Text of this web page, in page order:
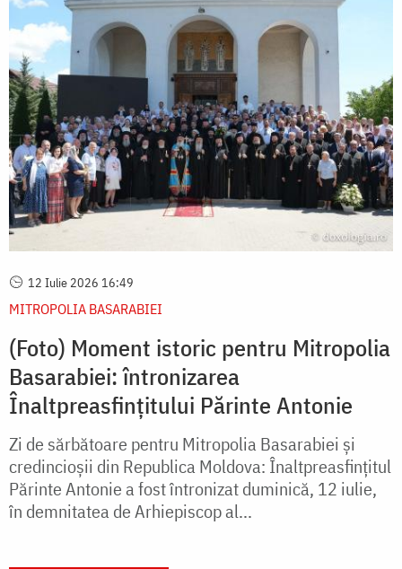
12 Iulie 2026 16:49
MITROPOLIA BASARABIEI
(Foto) Moment istoric pentru Mitropolia
Basarabiei: întronizarea
Înaltpreasfințitului Părinte Antonie
Zi de sărbătoare pentru Mitropolia Basarabiei și
credincioșii din Republica Moldova: Înaltpreasfințitul
Părinte Antonie a fost întronizat duminică, 12 iulie,
în demnitatea de Arhiepiscop al...